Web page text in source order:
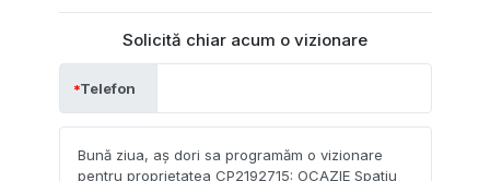
Solicită chiar acum o vizionare
Telefon